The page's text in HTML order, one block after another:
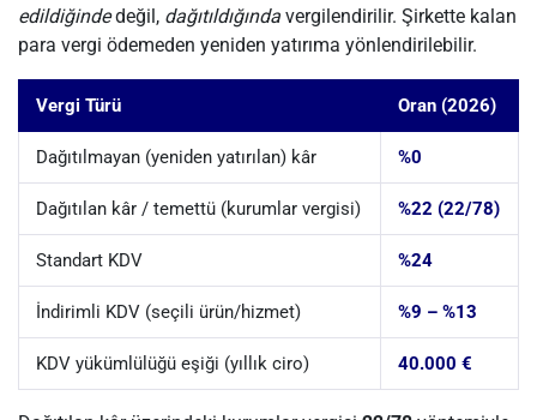
edildiğindedeğil, dağıtıldığında vergilendirilir. Şirkette kalan
para vergi ödemeden yeniden yatırıma yönlendirilebilir.
Vergi Türü Oran (2026)
Dağıtılmayan (yeniden yatırılan) kâr %0
Dağıtılan kâr / temettü (kurumlar vergisi) %22 (22/78)
Standart KDV %24
İndirimli KDV (seçili ürün/hizmet) %9 – %13
KDV yükümlülüğü eşiği (yıllık ciro) 40.000 €